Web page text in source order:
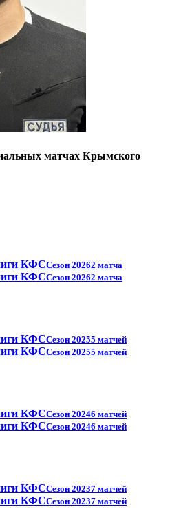
матчах Крымского
КФССезон 20262 матча
КФССезон 20262 матча
КФССезон 20255 матчей
КФССезон 20255 матчей
КФССезон 20246 матчей
КФССезон 20246 матчей
КФССезон 20237 матчей
КФССезон 20237 матчей